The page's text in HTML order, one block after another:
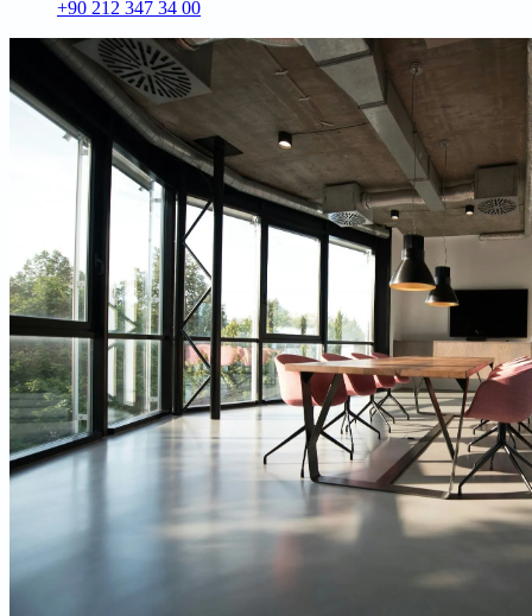
+90 212 347 34 00